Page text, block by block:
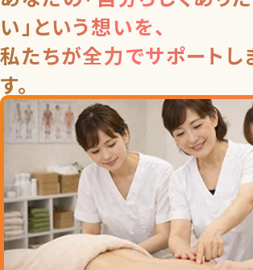
い」という想いを、
私たちが全力でサポートし
す。